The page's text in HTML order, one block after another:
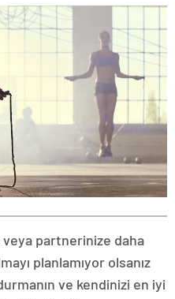
veya partnerinize daha
planlamıyor olsanız
ve kendinizi en iyi